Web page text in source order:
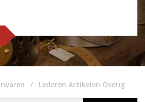
Lederen Artikelen Overig